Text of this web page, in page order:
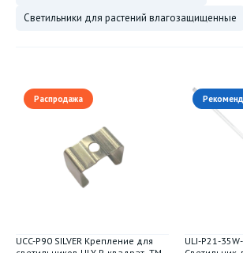
светильники для растений влагозащищенные
Распродажа
UCC-P90 SILVER Крепление для
ULI-P21-